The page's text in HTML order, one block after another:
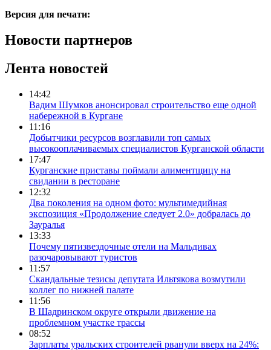
Версия для печати:
Новости партнеров
Лента новостей
14:42
Вадим Шумков анонсировал строительство еще одной
набережной в Кургане
11:16
Добытчики ресурсов возглавили топ самых
высокооплачиваемых специалистов Курганской области
17:47
Курганские приставы поймали алиментщицу на
свидании в ресторане
12:32
Два поколения на одном фото: мультимедийная
экспозиция «Продолжение следует 2.0» добралась до
Зауралья
13:33
Почему пятизвездочные отели на Мальдивах
разочаровывают туристов
11:57
Скандальные тезисы депутата Ильтякова возмутили
коллег по нижней палате
11:56
В Шадринском округе открыли движение на
проблемном участке трассы
08:52
Зарплаты уральских строителей рванули вверх на 24%: